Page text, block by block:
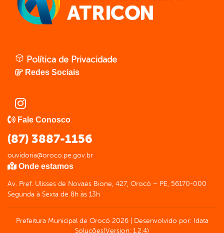
Política de Privacidade
Redes Sociais
Fale Conosco
(87) 3887-1156
ouvidoria@oroco.pe.gov.br
Onde estamos
Av. Pref. Ulisses de Novaes Bione, 427, Orocó – PE, 56170-000
Segunda à Sexta de 8h às 13h
Prefeitura Municipal de Orocó 2026| Desenvolvido por: Idata
Soluções(Version: 1.2.4)